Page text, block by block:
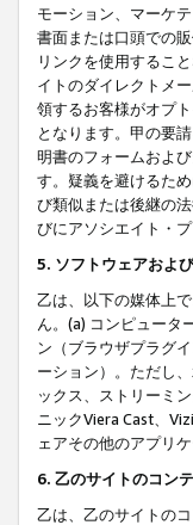
モーション、マーケ
書面または口頭での
リンクを使用するこ
イトのダイレクトメ
領するお客様がオプ
となります。甲の要
明書のフォームおよ
す。疑義を避けるた
び類似または後継の
びにアソシエイト・
5. ソフトウェアおよ
乙は、以下の媒体上
ん。(a) コンピュータ
ン（ブラウザプラグ
ーション）。ただし
ックス、ストリーミ
ニックViera Cast、
ェアその他のアプリケ
6. 乙のサイトのコン
乙は、乙のサイトの